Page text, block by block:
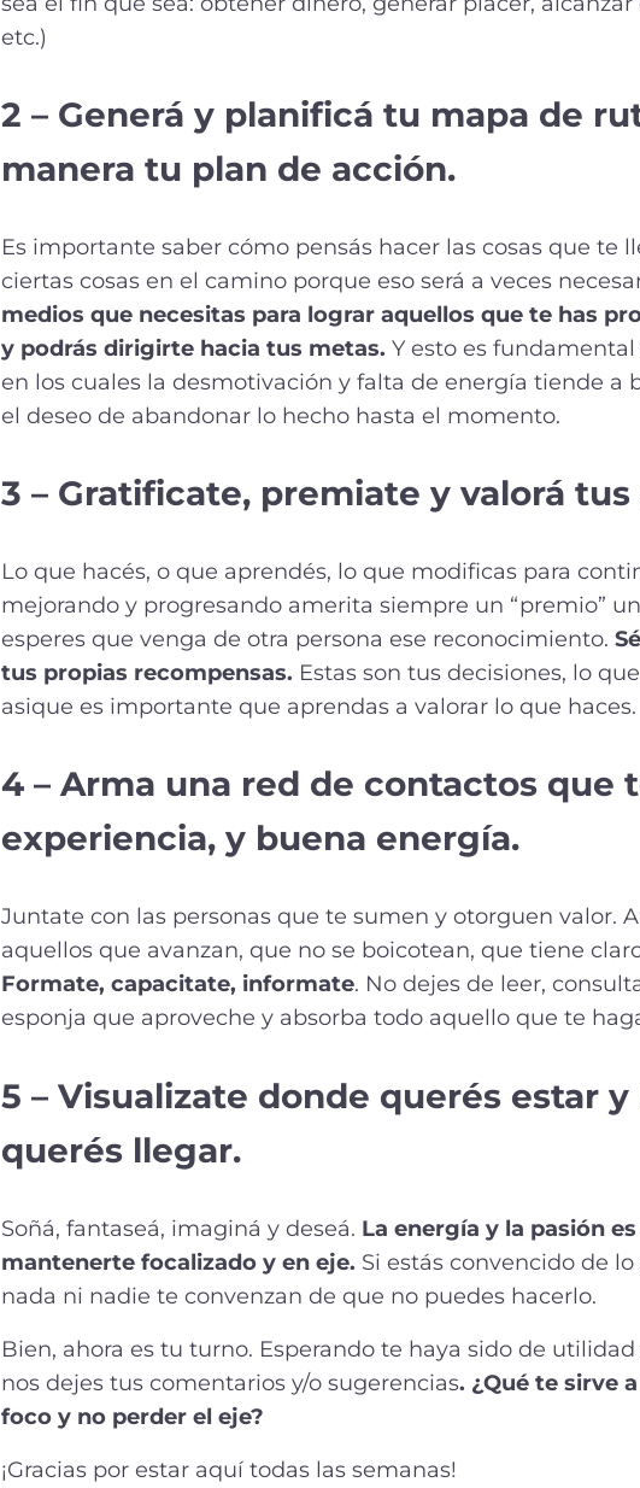
etc.)
2 – Generá y planificá tu mapa de
manera tu plan de acción.
Es importante saber cómo pensás hacer las cosas que te
ciertas cosas en el camino porque eso será a veces
medios que necesitas para lograr aquellos que te has
y podrás dirigirte hacia tus metas. Y esto es
en los cuales la desmotivación y falta de energía tiende a
el deseo de abandonar lo hecho hasta el momento.
3 – Gratificate, premiate y valorá
Lo que hacés, o que aprendés, lo que modificas para
mejorando y progresando amerita siempre un “premio”
esperes que venga de otra persona ese reconocimiento. Sé
tus propias recompensas. Estas son tus decisiones, lo
asique es importante que aprendas a valorar lo que haces.
4 – Arma una red de contactos que
experiencia, y buena energía.
Juntate con las personas que te sumen y otorguen valor.
aquellos que avanzan, que no se boicotean, que tiene
Formate, capacitate, informate. No dejes de leer,
esponja que aproveche y absorba todo aquello que te
5 – Visualizate donde querés estar
querés llegar.
Soñá, fantaseá, imaginá y deseá. La energía y la pasión
mantenerte focalizado y en eje. Si estás convencido de
nada ni nadie te convenzan de que no puedes hacerlo.
Bien, ahora es tu turno. Esperando te haya sido de
nos dejes tus comentarios y/o sugerencias. ¿Qué te sirve
foco y no perder el eje?
¡Gracias por estar aquí todas las semanas!